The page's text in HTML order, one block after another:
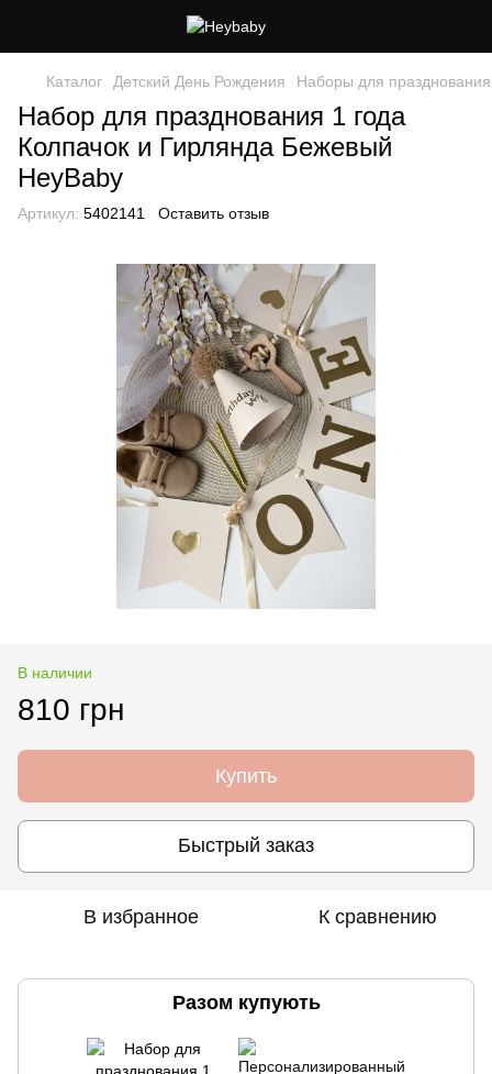
Каталог Детский День Рождения Наборы для
Набор для празднования 1 года
Колпачок и Гирлянда Бежевый
HeyBaby
Артикул: 5402141 Оставить отзыв
В наличии
810 грн
Купить
Быстрый заказ
В избранное К сравнению
Разом купують